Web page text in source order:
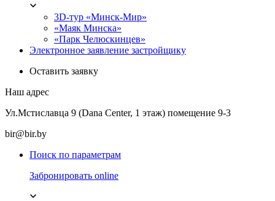
3D-тур «Минск-Мир»
«Маяк Минска»
«Парк Челюскинцев»
Электронное заявление застройщику
Оставить заявку
Наш адрес
Ул.Мстиславца 9 (Dana Center, 1 этаж) помещение 9-3
bir@bir.by
Поиск по параметрам
Забронировать online